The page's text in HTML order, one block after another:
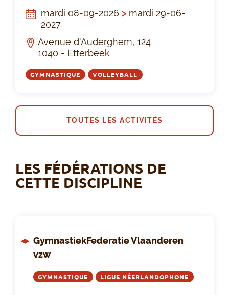
mardi 08-09-2026 >mardi 29-06-
2027
Avenue d'Auderghem, 124
1040 - Etterbeek
GYMNASTIQUE VOLLEYBALL
TOUTES LES ACTIVITÉS
LES FÉDÉRATIONS DE
CETTE DISCIPLINE
GymnastiekFederatie Vlaanderen
vzw
GYMNASTIQUE LIGUE NÉERLANDOPHONE